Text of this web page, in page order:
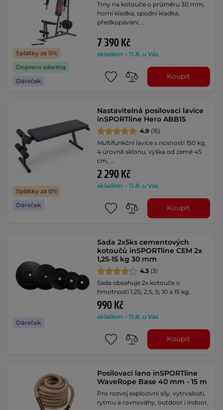
Splátky za 0%
Doprava zdarma
Dáreček
Trny na kotouče o průměru 30 mm,
horní kladka, spodní kladka,
předkopávání, …
7 390 Kč
skladem – 11.8. u Vás
Koupit
Splátky za 0%
Dáreček
Nastavitelná posilovací lavice
inSPORTline Hero ABB15
4.9 (15)
Multifunkční lavice s nosností 150 kg,
4 úrovně sklonu, výška od země 45
cm, …
2 290 Kč
skladem – 11.8. u Vás
Koupit
Dáreček
Sada 2x5ks cementových
kotoučů inSPORTline CEM 2x
1,25-15 kg 30 mm
4.3 (3)
Sada obsahuje 2x kotouče o
hmotnosti 1,25; 2,5; 5; 10 a 15 kg.
990 Kč
skladem – 11.8. u Vás
Koupit
Posilovací lano inSPORTline
WaveRope Base 40 mm - 15 m
Pro rozvoj explozivní síly, vytrvalosti,
rytmu a rovnováhy, outdoor i indoor,